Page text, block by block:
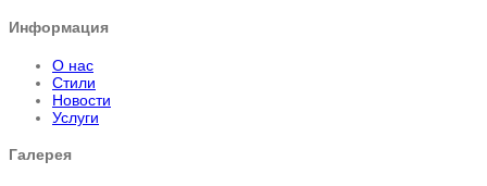
Информация
О нас
Стили
Новости
Услуги
Галерея